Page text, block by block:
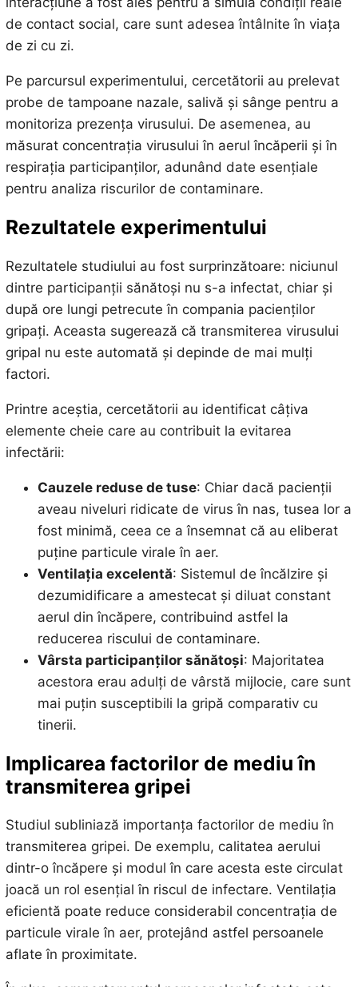
de contact social, care sunt adesea întâlnite în viața
de zi cu zi.
Pe parcursul experimentului, cercetătorii au prelevat
probe de tampoane nazale, salivă și sânge pentru a
monitoriza prezența virusului. De asemenea, au
măsurat concentrația virusului în aerul încăperii și în
respirația participanților, adunând date esențiale
pentru analiza riscurilor de contaminare.
Rezultatele experimentului
Rezultatele studiului au fost surprinzătoare: niciunul
dintre participanții sănătoși nu s-a infectat, chiar și
după ore lungi petrecute în compania pacienților
gripați. Aceasta sugerează că transmiterea virusului
gripal nu este automată și depinde de mai mulți
factori.
Printre aceștia, cercetătorii au identificat câțiva
elemente cheie care au contribuit la evitarea
infectării:
Cauzele reduse de tuse: Chiar dacă pacienții
aveau niveluri ridicate de virus în nas, tusea lor a
fost minimă, ceea ce a însemnat că au eliberat
puține particule virale în aer.
Ventilația excelentă: Sistemul de încălzire și
dezumidificare a amestecat și diluat constant
aerul din încăpere, contribuind astfel la
reducerea riscului de contaminare.
Vârsta participanților sănătoși: Majoritatea
acestora erau adulți de vârstă mijlocie, care sunt
mai puțin susceptibili la gripă comparativ cu
tinerii.
Implicarea factorilor de mediu în
transmiterea gripei
Studiul subliniază importanța factorilor de mediu în
transmiterea gripei. De exemplu, calitatea aerului
dintr-o încăpere și modul în care acesta este circulat
joacă un rol esențial în riscul de infectare. Ventilația
eficientă poate reduce considerabil concentrația de
particule virale în aer, protejând astfel persoanele
aflate în proximitate.